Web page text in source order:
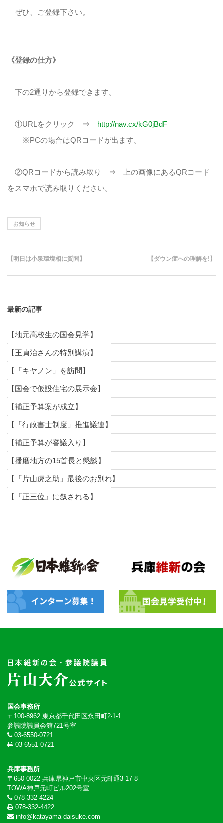
ぜひ、ご登録下さい。
《登録の仕方》
下の2通りから登録できます。
①URLをクリック ⇒ http://nav.cx/kG0jBdF
※PCの場合はQRコードが出ます。
②QRコードから読み取り ⇒ 上の画像にあるQRコード
をスマホで読み取りください。
お知らせ
【明日は小泉環境相に質問】 【ダウン症への理解を!】
最新の記事
【地元高校生の国会見学】
【王貞治さんの特別講演】
【「キヤノン」を訪問】
【国会で仮設住宅の展示会】
【補正予算案が成立】
【「行政書士制度」推進議連】
【補正予算が審議入り】
【播磨地方の15首長と懇談】
【「片山虎之助」最後のお別れ】
【『正三位』に叙される】
国会事務所
〒100-8962 東京都千代田区永田町2-1-1
参議院議員会館721号室
03-6550-0721
03-6551-0721
兵庫事務所
〒650-0022 兵庫県神戸市中央区元町通3-17-8
TOWA神戸元町ビル202号室
078-332-4224
078-332-4422
info@katayama-daisuke.com